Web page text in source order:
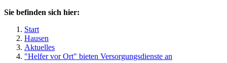
Sie befinden sich hier:
Start
Hausen
Aktuelles
"Helfer vor Ort" bieten Versorgungsdienste an